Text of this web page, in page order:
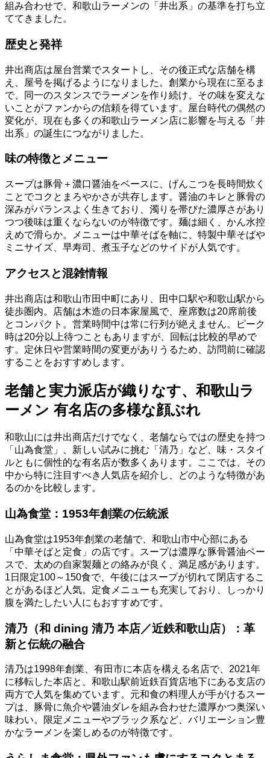
組み合わせで、和歌山ラーメンの「井出系」の基準を打ち立
ててきました。
歴史と発祥
井出商店は屋台営業でスタートし、その後正式な店舗を構
え、屋号を掲げるようになりました。創業から現在に至るま
で、同一のスタンスでラーメンを作り続け、その味を変えな
いことがファンからの信頼を得ています。屋台時代の偶然の
変化が、現在も多くの和歌山ラーメン店に影響を与える「井
出系」の誕生につながりました。
味の特徴とメニュー
スープは豚骨＋濃口醤油をベースに、げんこつを長時間炊く
ことでコクとまろやかさが共存します。醤油のキレと豚骨の
深みがバランスよく生きており、濁りを帯びた濃厚さがあり
つつ後味は重くならないのが特徴です。麺は細く、かん水控
えめで滑らか。メニューは中華そばを軸に、特製中華そばや
ミニサイズ、早寿司、煮玉子などのサイドが人気です。
アクセスと混雑情報
井出商店は和歌山市田中町にあり、田中口駅や和歌山駅から
徒歩圏内。店舗は木造の日本家屋風で、座席数は20席前後
とコンパクト。営業時間中は常に行列が絶えません。ピーク
時は20分以上待つこともありますが、回転は比較的早めで
す。定休日や営業時間の変更がありうるため、訪問前に確認
することをおすすめします。
老舗と実力派店が織りなす、和歌山ラ
ーメン 有名店の多様な顔ぶれ
和歌山には井出商店だけでなく、老舗ならではの歴史を持つ
「山為食堂」、新しい試みに挑む「清乃」など、味・スタイ
ルともに個性的な有名店が数多くあります。ここでは、その
中から特に注目すべき人気店を紹介し、どのような特徴があ
るのかを比較します。
山為食堂：1953年創業の伝統派
山為食堂は1953年創業の老舗で、和歌山市中心部にある
「中華そばと定食」の店です。スープは濃厚な豚骨醤油ベー
スで、太めの自家製麺との絡みが良く、満足感があります。
1日限定100～150食で、午後にはスープが切れて閉店するこ
とがあるほど人気。定食メニューも充実しており、しっかり
腹を満たしたい人にもおすすめです。
清乃（和 dining 清乃 本店／近鉄和歌山店）：革
新と伝統の融合
清乃は1998年創業、有田市に本店を構える名店で、2021年
に移転した本店と、和歌山駅前近鉄百貨店地下にある支店の
両方で人気を集めています。元和食の料理人が手がけるスー
プは、豚骨に魚介や醤油ダレを組み合わせた濃厚かつ奥深い
味わい。限定メニューやブラック系など、バリエーション豊
かなラーメンを楽しめるのが特徴です。